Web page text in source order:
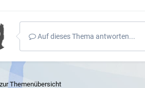
Auf dieses Thema antworten...
Themenübersicht